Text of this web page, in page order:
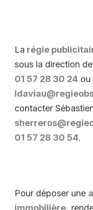
La régie
sous la direction
01 57 28 30 24 ou
contacter
01 57 28 30 54.
Pour déposer une